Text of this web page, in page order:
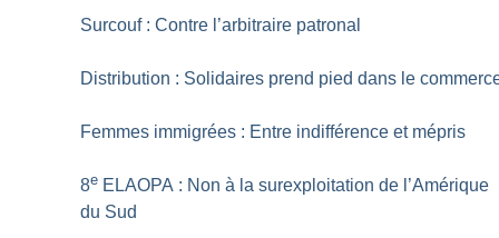
Surcouf : Contre l’arbitraire patronal
Distribution : Solidaires prend pied dans le
Femmes immigrées : Entre indifférence et mépris
8e ELAOPA : Non à la surexploitation de l’Amérique
du Sud